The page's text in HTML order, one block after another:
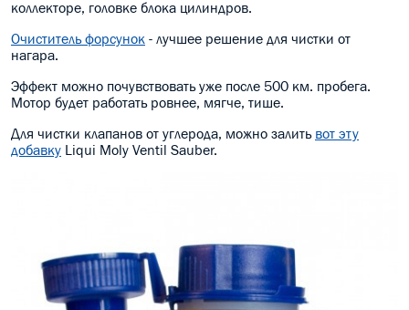
коллекторе, головке блока цилиндров.
Очиститель форсунок - лучшее решение для чистки от
нагара.
Эффект можно почувствовать уже после 500 км. пробега.
Мотор будет работать ровнее, мягче, тише.
Для чистки клапанов от углерода, можно залить вот эту
добавку Liqui Moly Ventil Sauber.